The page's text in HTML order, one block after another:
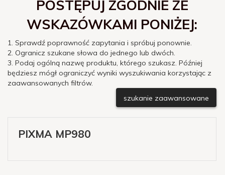
POSTĘPUJ ZGODNIE ZE
WSKAZÓWKAMI PONIŻEJ:
1. Sprawdź poprawność zapytania i spróbuj ponownie.
2. Ogranicz szukane słowa do jednego lub dwóch.
3. Podaj ogólną nazwę produktu, którego szukasz. Później
będziesz mógł ograniczyć wyniki wyszukiwania korzystając z
zaawansowanych filtrów.
szukanie zaawansowane
PIXMA MP980